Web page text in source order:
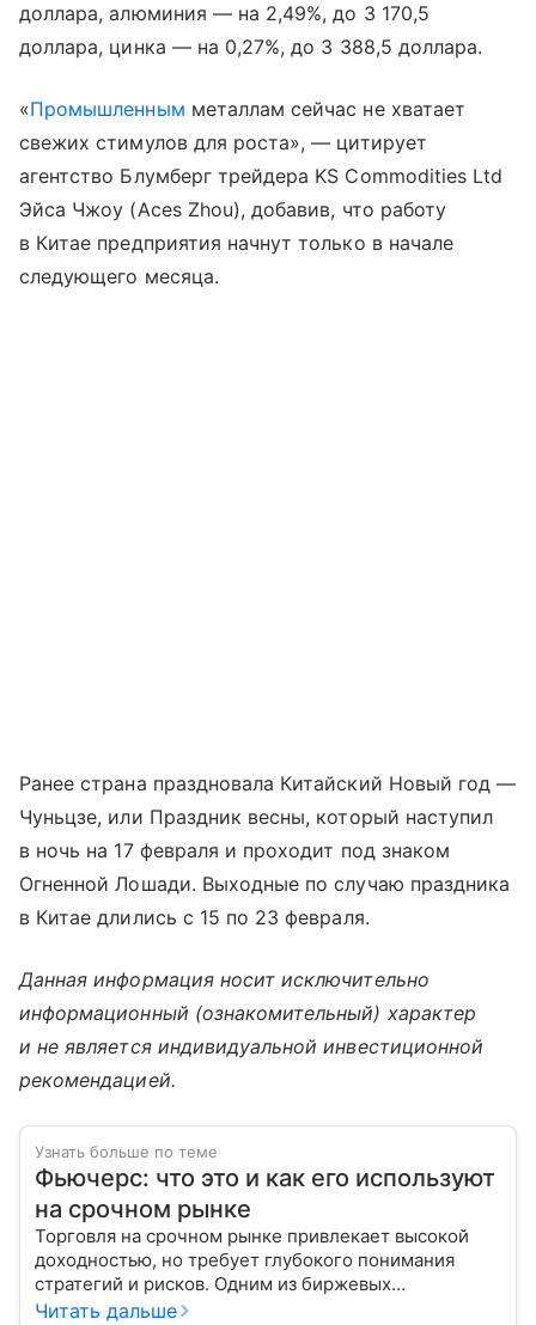
доллара, алюминия — на 2,49%, до 3 170,5
доллара, цинка — на 0,27%, до 3 388,5 доллара.
«Промышленным металлам сейчас не хватает
свежих стимулов для роста», — цитирует
агентство Блумберг трейдера KS Commodities Ltd
Эйса Чжоу (Aces Zhou), добавив, что работу
в Китае предприятия начнут только в начале
следующего месяца.
Ранее страна праздновала Китайский Новый год —
Чуньцзе, или Праздник весны, который наступил
в ночь на 17 февраля и проходит под знаком
Огненной Лошади. Выходные по случаю праздника
в Китае длились с 15 по 23 февраля.
Данная информация носит исключительно
информационный (ознакомительный) характер
и не является индивидуальной инвестиционной
рекомендацией.
Узнать больше по теме
Фьючерс: что это и как его используют
на срочном рынке
Торговля на срочном рынке привлекает высокой
доходностью, но требует глубокого понимания
стратегий и рисков. Одним из биржевых
инструментов для краткосрочных инвестиций
Читать дальше